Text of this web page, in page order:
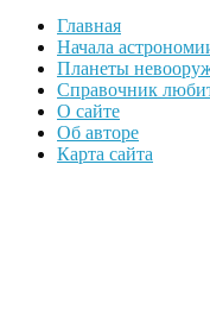
Главная
Начала
Планеты
Справочник
О сайте
Об авторе
Карта сайта